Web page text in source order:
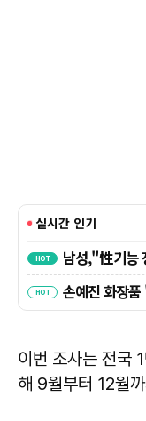
이번 조사는 전국
해 9월부터 12월